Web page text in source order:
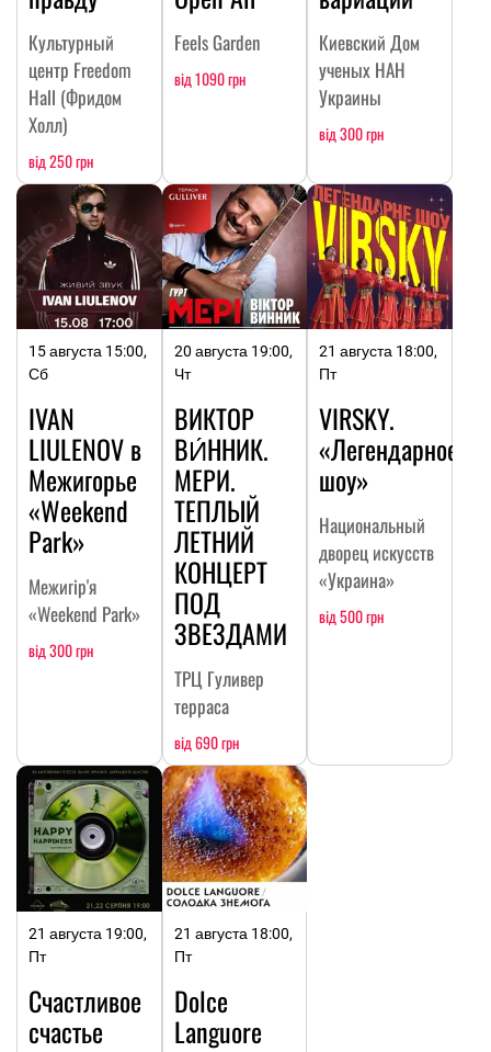
Культурный
центр Freedom
Hall (Фридом
Холл)
від 250 грн
Feels Garden
від 1090 грн
Киевский Дом
ученых НАН
Украины
від 300 грн
15 августа 15:00,
Сб
IVAN
LIULENOV в
Межигорье
«Weekend
Park»
Межигір'я
«Weekend Park»
від 300 грн
20 августа 19:00,
Чт
ВИКТОР
ВИ́ННИК.
МЕРИ.
ТЕПЛЫЙ
ЛЕТНИЙ
КОНЦЕРТ
ПОД
ЗВЕЗДАМИ
ТРЦ Гуливер
терраса
від 690 грн
21 августа 18:00,
Пт
VIRSKY.
«Легендарное
шоу»
Национальный
дворец искусств
«Украина»
від 500 грн
21 августа 19:00,
Пт
Счастливое
счастье
21 августа 18:00,
Пт
Dolce
Languore